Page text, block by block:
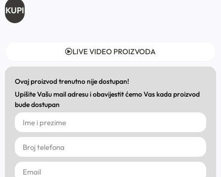
KUPI
LIVE VIDEO PROIZVODA
Ovaj proizvod trenutno nije dostupan!
Upišite Vašu mail adresu i obavijestit ćemo Vas kada proizvod
bude dostupan